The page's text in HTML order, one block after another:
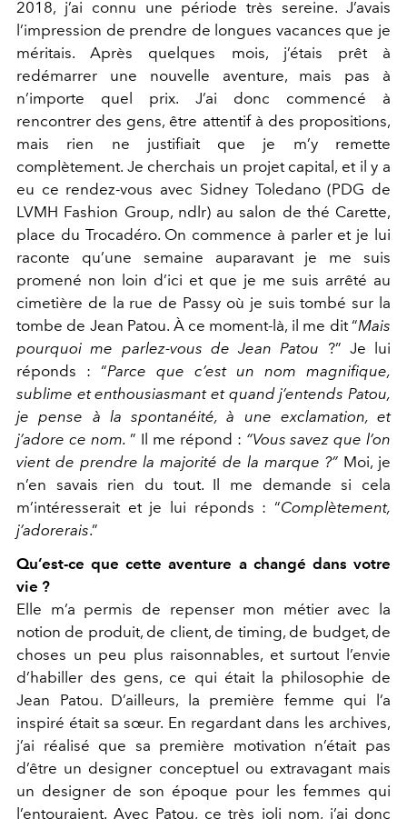
2018, j’ai connu une période très sereine. J’avais
l’impression de prendre de longues vacances que je
méritais. Après quelques mois, j’étais prêt à
redémarrer une nouvelle aventure, mais pas à
n’importe quel prix. J’ai donc commencé à
rencontrer des gens, être attentif à des propositions,
mais rien ne justifiait que je m’y remette
complètement. Je cherchais un projet capital, et il y a
eu ce rendez-vous avec Sidney Toledano (PDG de
LVMH Fashion Group, ndlr) au salon de thé Carette,
place du Trocadéro. On commence à parler et je lui
raconte qu’une semaine auparavant je me suis
promené non loin d’ici et que je me suis arrêté au
cimetière de la rue de Passy où je suis tombé sur la
tombe de Jean Patou. À ce moment-là, il me dit “Mais
pourquoi me parlez-vous de Jean Patou ?” Je lui
réponds : “Parce que c’est un nom magnifique,
sublime et enthousiasmant et quand j’entends Patou,
je pense à la spontanéité, à une exclamation, et
j’adore ce nom. ” Il me répond : “Vous savez que l’on
vient de prendre la majorité de la marque ?” Moi, je
n’en savais rien du tout. Il me demande si cela
m’intéresserait et je lui réponds : “Complètement,
j’adorerais.”
Qu’est-ce que cette aventure a changé dans votre
vie ?
Elle m’a permis de repenser mon métier avec la
notion de produit, de client, de timing, de budget, de
choses un peu plus raisonnables, et surtout l’envie
d’habiller des gens, ce qui était la philosophie de
Jean Patou. D’ailleurs, la première femme qui l’a
inspiré était sa sœur. En regardant dans les archives,
j’ai réalisé que sa première motivation n’était pas
d’être un designer conceptuel ou extravagant mais
un designer de son époque pour les femmes qui
l’entouraient. Avec Patou, ce très joli nom, j’ai donc